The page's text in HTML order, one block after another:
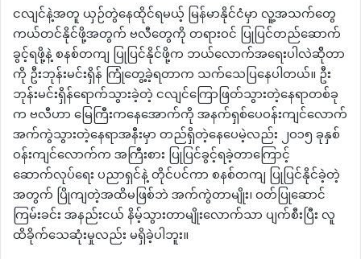
ငလျင်နဲ့အတူ ယှဉ်တွဲနေထိုင်ရမယ့် မြန်မာနိုင်ငံမှာ လူ့အသက်တွေ
ကယ်တင်နိုင်ဖို့အတွက် ဗလီတွေကို တရားဝင် ပြုပြင်တည်ဆောက်
ခွင့်ရဖို့နဲ့ စနစ်တကျ ပြုပြင်နိုင်ဖို့က ဘယ်လောက်အရေးပါလဲဆိိုတာ
ကို ဦးဘုန်းမင်းရှိန် ကြုံတွေ့ခဲ့ရတာက သက်သေပြနေပါတယ်။ ဦး
ဘုန်းမင်းရှိန်ရောက်သွားခဲ့တဲ့ ငလျင်ကြောဖြတ်သွားတဲ့နေရာတစ်ခု
က ဗလီဟာ မြေကြီးကနေအောက်ကို အနက်ရှစ်ပေဝန်းကျင်လောက်
အက်ကွဲသွားတဲ့နေရာအနီးမှာ တည်ရှိတဲ့နေပေမဲ့လည်း ၂၀၁၅ ခုနှစ်
ဝန်းကျင်လောက်က အကြီးစား ပြုပြင်ခွင့်ရခဲ့တာကြောင့်
ဆောက်လုပ်ရေး ပညာရှင်နဲ့ တိုင်ပင်ကာ စနစ်တကျ ပြုပြင်နိုင်ခဲ့တဲ့
အတွက် ပြိုကျတဲ့အထိမဖြစ်ဘဲ အက်ကွဲတာမျိုး၊ ဝတ်ပြုဆောင်
ကြမ်းခင်း အနည်းငယ် နိမ့်သွားတာမျိုးလောက်သာ ပျက်စီးပြီး လူ
ထိခိုက်သေဆုံးမှုလည်း မရှိခဲ့ပါဘူး။